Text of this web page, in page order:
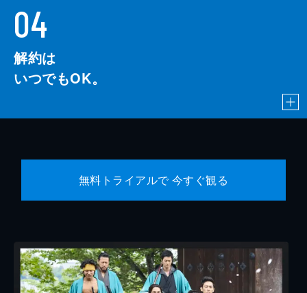
04
解約は
いつでもOK。
無料トライアルで 今すぐ観る